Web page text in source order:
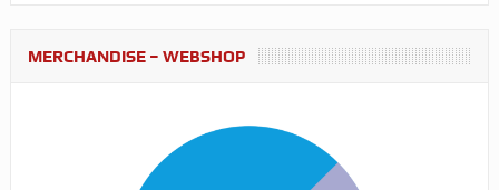
MERCHANDISE – WEBSHOP